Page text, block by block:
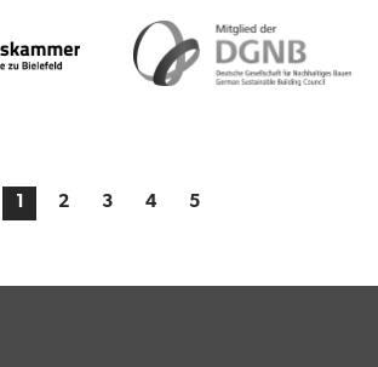
1 2 3 4 5